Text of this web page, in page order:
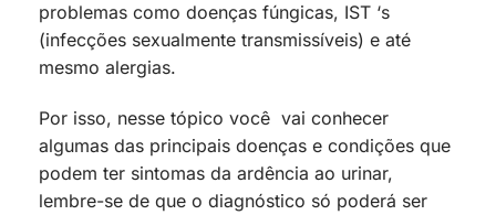
problemas como doenças fúngicas, IST ‘s
(infecções sexualmente transmissíveis) e até
mesmo alergias.
Por isso, nesse tópico você vai conhecer
algumas das principais doenças e condições que
podem ter sintomas da ardência ao urinar,
lembre-se de que o diagnóstico só poderá ser